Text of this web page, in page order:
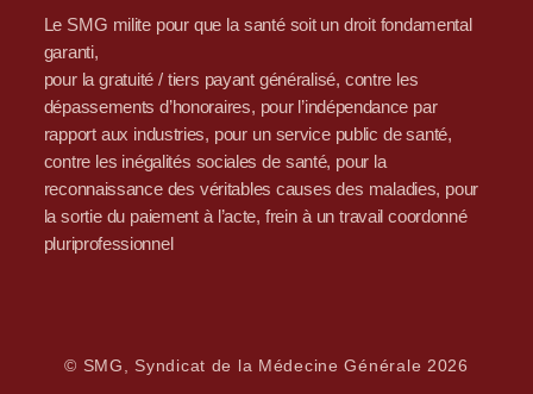
Le SMG milite pour que la santé soit un droit fondamental
garanti,
pour la gratuité / tiers payant généralisé, contre les
dépassements d’honoraires, pour l’indépendance par
rapport aux industries, pour un service public de santé,
contre les inégalités sociales de santé, pour la
reconnaissance des véritables causes des maladies, pour
la sortie du paiement à l’acte, frein à un travail coordonné
pluriprofessionnel
© SMG, Syndicat de la Médecine Générale 2026